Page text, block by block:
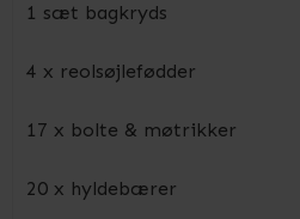
1 sæt bagkryds
4 x reolsøjlefødder
17 x bolte & møtrikker
20 x hyldebærer